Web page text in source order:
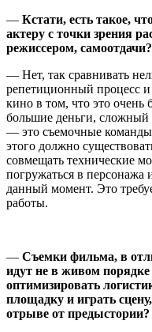
— Кстати, есть такое,
актеру с точки зрения
режиссером, самоотдачи?
— Нет, так сравнивать
репетиционный процесс
кино в том, что это очень
большие деньги,
— это съемочные
этого должно
совмещать технические
погружаться в персонажа
данный момент. Это
работы.
— Съемки фильма, в
идут не в живом порядке
оптимизировать
площадку и играть
отрыве от предыстории?